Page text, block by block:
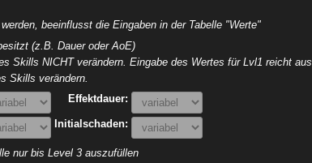
beeinflusst die Eingaben in der Tabelle "Werte"
(z.B. Dauer oder AoE)
Skills NICHT verändern. Eingabe des Wertes für Lvl1 reicht aus
Skills verändern.
Effektdauer:
Initialschaden:
nur bis Level 3 auszufüllen